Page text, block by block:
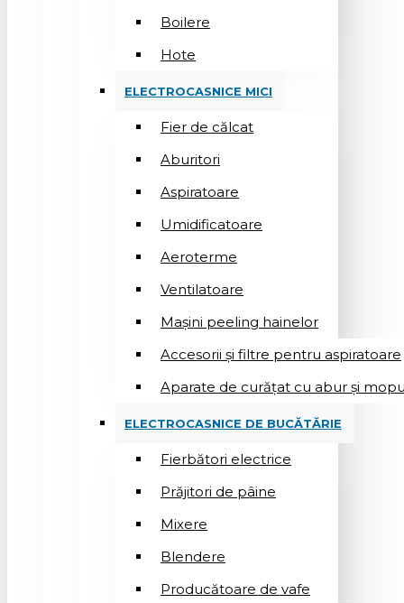
Boilere
Hote
ELECTROCASNICE MICI
Fier de călcat
Aburitori
Aspiratoare
Umidificatoare
Aeroterme
Ventilatoare
Mașini peeling hainelor
Accesorii și filtre pentru aspiratoare
Aparate de curățat cu abur și
ELECTROCASNICE DE BUCĂTĂRIE
Fierbători electrice
Prăjitori de pâine
Mixere
Blendere
Producătoare de vafe